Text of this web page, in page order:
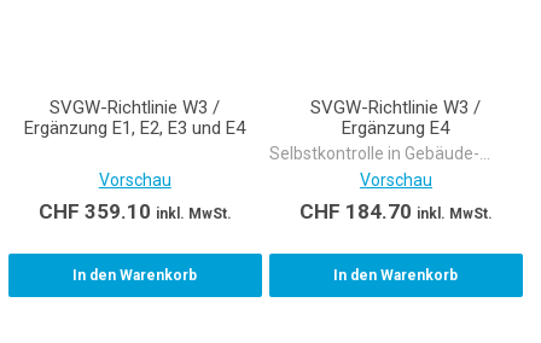
SVGW-Richtlinie W3 /
Ergänzung E1, E2, E3 und E4
Vorschau
CHF 359.10 inkl. MwSt.
In den Warenkorb
SVGW-Richtlinie W3 /
Ergänzung E4
Selbstkontrolle in Gebäude-
Trinkwasserinstallationen
Vorschau
CHF 184.70 inkl. MwSt.
In den Warenkorb